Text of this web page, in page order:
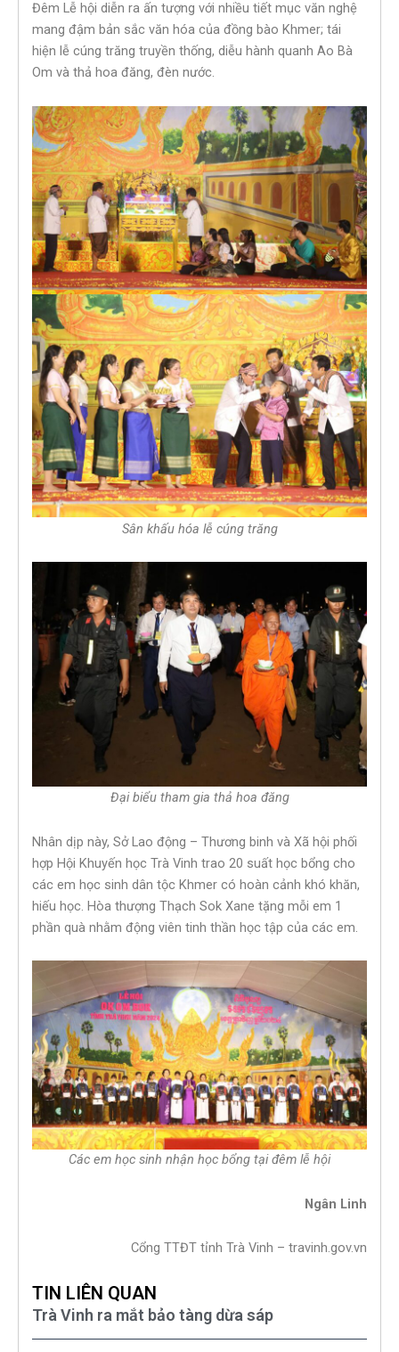
Đêm Lễ hội diễn ra ấn tượng với nhiều tiết mục văn nghệ
mang đậm bản sắc văn hóa của đồng bào Khmer; tái
hiện lễ cúng trăng truyền thống, diễu hành quanh Ao Bà
Om và thả hoa đăng, đèn nước.
Sân khấu hóa lễ cúng trăng
Đại biểu tham gia thả hoa đăng
Nhân dịp này, Sở Lao động – Thương binh và Xã hội phối
hợp Hội Khuyến học Trà Vinh trao 20 suất học bổng cho
các em học sinh dân tộc Khmer có hoàn cảnh khó khăn,
hiếu học. Hòa thượng Thạch Sok Xane tặng mỗi em 1
phần quà nhằm động viên tinh thần học tập của các em.
Các em học sinh nhận học bổng tại đêm lễ hội
Ngân Linh
Cổng TTĐT tỉnh Trà Vinh – travinh.gov.vn
TIN LIÊN QUAN
Trà Vinh ra mắt bảo tàng dừa sáp